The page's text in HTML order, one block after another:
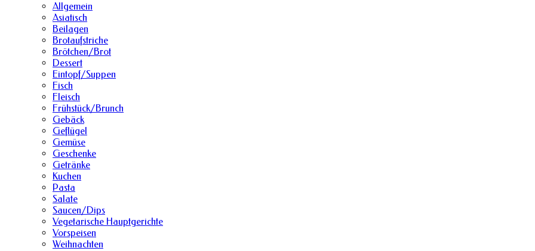
Allgemein
Asiatisch
Beilagen
Brotaufstriche
Brötchen/Brot
Dessert
Eintopf/Suppen
Fisch
Fleisch
Frühstück/Brunch
Gebäck
Geflügel
Gemüse
Geschenke
Getränke
Kuchen
Pasta
Salate
Saucen/Dips
Vegetarische Hauptgerichte
Vorspeisen
Weihnachten